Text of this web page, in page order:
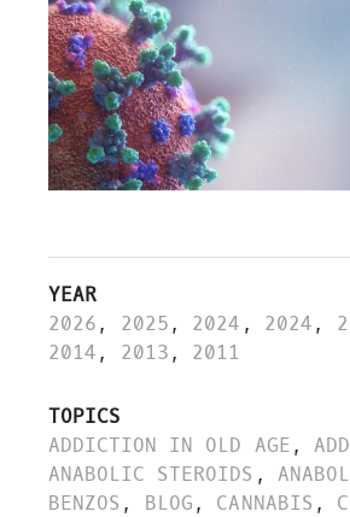
YEAR
2026, 2025, 2024 , 2024,
2014, 2013, 2011
TOPICS
ADDICTION IN OLD AGE,
ANABOLIC STEROIDS ,
BENZOS , BLOG, CANNABIS ,